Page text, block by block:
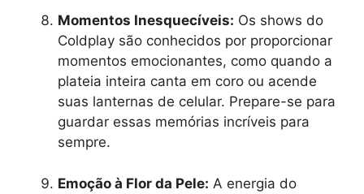
Momentos Inesquecíveis: Os shows do
Coldplay são conhecidos por proporcionar
momentos emocionantes, como quando a
plateia inteira canta em coro ou acende
suas lanternas de celular. Prepare-se para
guardar essas memórias incríveis para
sempre.
Emoção à Flor da Pele: A energia do